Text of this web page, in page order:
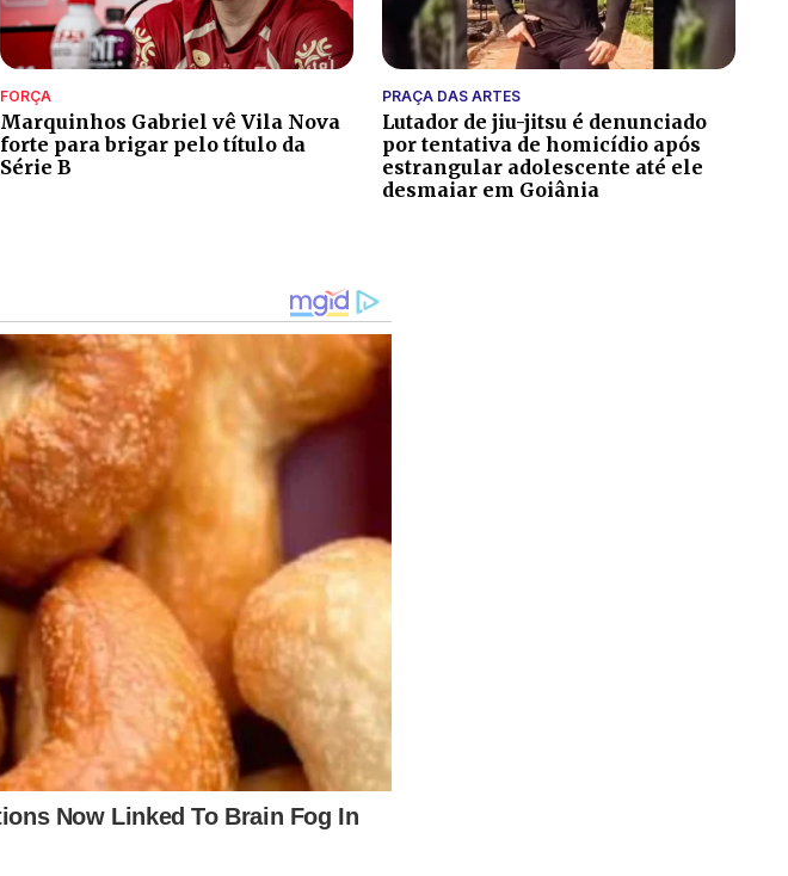
FORÇA
Marquinhos Gabriel vê Vila Nova
forte para brigar pelo título da
Série B
PRAÇA DAS ARTES
Lutador de jiu-jitsu é denunciado
por tentativa de homicídio após
estrangular adolescente até ele
desmaiar em Goiânia